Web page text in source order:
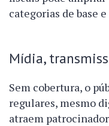
categorias de base
Mídia,
Sem cobertura, o
regulares, mesmo
atraem